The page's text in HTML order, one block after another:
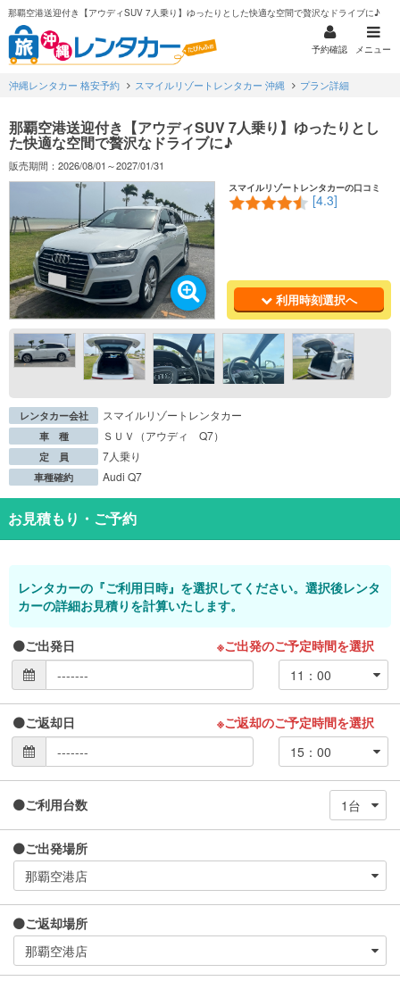
那覇空港送迎付き【アウディSUV 7人乗り】ゆったりとした快適な空間で贅沢なドライブに♪
予約確認 メニュー
沖縄レンタカー 格安予約 スマイルリゾートレンタカー 沖縄 プラン詳細
那覇空港送迎付き【アウディSUV 7人乗り】ゆったりとし
た快適な空間で贅沢なドライブに♪
販売期間：2026/08/01～2027/01/31
スマイルリゾートレンタカーの口コミ
[4.3]
利用時刻選択へ
レンタカー会社 スマイルリゾートレンタカー
車 種 ＳＵＶ（アウディ Q7）
定 員 7人乗り
車種確約 Audi Q7
お見積もり・ご予約
レンタカーの『ご利用日時』を選択してください。選択後レンタ
カーの詳細お見積りを計算いたします。
ご出発日 ※ご出発のご予定時間を選択
ご返却日 ※ご返却のご予定時間を選択
ご利用台数
ご出発場所
ご返却場所